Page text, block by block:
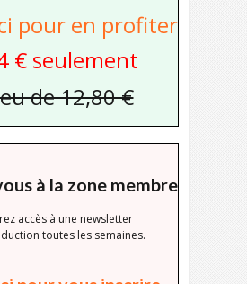
pour en profiter
€ seulement
de 12,80 €
à la zone membre
accès à une newsletter
toutes les semaines.